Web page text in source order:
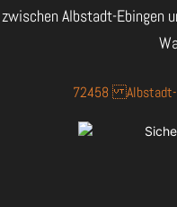
zwischen Albstadt-Ebingen
72458 Albstadt-